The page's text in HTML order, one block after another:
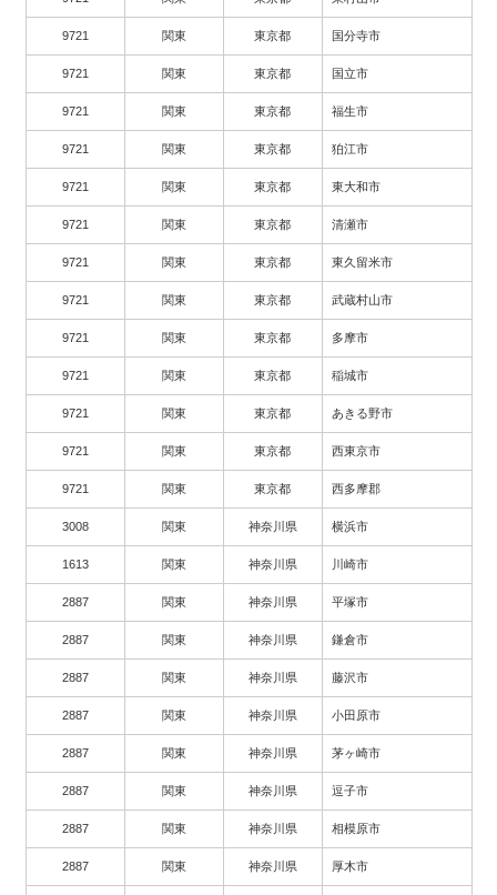
9721 関東 東京都 国分寺市
9721 関東 東京都 国立市
9721 関東 東京都 福生市
9721 関東 東京都 狛江市
9721 関東 東京都 東大和市
9721 関東 東京都 清瀬市
9721 関東 東京都 東久留米市
9721 関東 東京都 武蔵村山市
9721 関東 東京都 多摩市
9721 関東 東京都 稲城市
9721 関東 東京都 あきる野市
9721 関東 東京都 西東京市
9721 関東 東京都 西多摩郡
3008 関東 神奈川県 横浜市
1613 関東 神奈川県 川崎市
2887 関東 神奈川県 平塚市
2887 関東 神奈川県 鎌倉市
2887 関東 神奈川県 藤沢市
2887 関東 神奈川県 小田原市
2887 関東 神奈川県 茅ヶ崎市
2887 関東 神奈川県 逗子市
2887 関東 神奈川県 相模原市
2887 関東 神奈川県 厚木市